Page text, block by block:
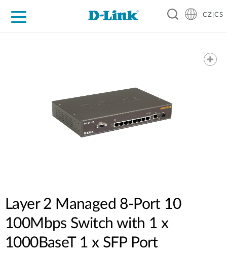
CZ|CS
Layer 2 Managed 8-Port 10
100Mbps Switch with 1 x
1000BaseT 1 x SFP Port